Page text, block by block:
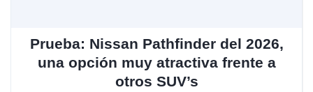
Prueba: Nissan Pathfinder del 2026,
una opción muy atractiva frente a
otros SUV’s